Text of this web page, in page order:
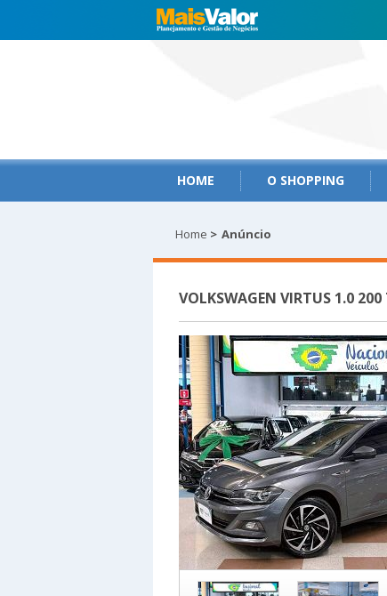
HOME O SHOPPING
Home > Anúncio
VOLKSWAGEN VIRTUS 1.0